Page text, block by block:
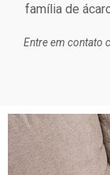
família de
Entre em contato